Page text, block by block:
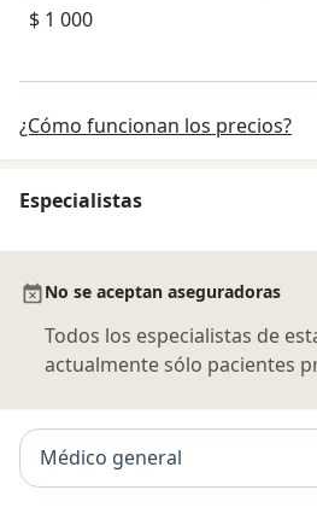
$ 1 000
¿Cómo funcionan los precios?
Especialistas
No se aceptan aseguradoras
Todos los especialistas de
actualmente sólo pacientes
Médico general